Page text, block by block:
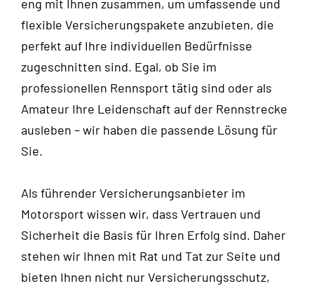
eng mit Ihnen zusammen, um umfassende und
flexible Versicherungspakete anzubieten, die
perfekt auf Ihre individuellen Bedürfnisse
zugeschnitten sind. Egal, ob Sie im
professionellen Rennsport tätig sind oder als
Amateur Ihre Leidenschaft auf der Rennstrecke
ausleben – wir haben die passende Lösung für
Sie.
Als führender Versicherungsanbieter im
Motorsport wissen wir, dass Vertrauen und
Sicherheit die Basis für Ihren Erfolg sind. Daher
stehen wir Ihnen mit Rat und Tat zur Seite und
bieten Ihnen nicht nur Versicherungsschutz,